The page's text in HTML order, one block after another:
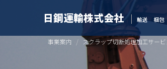
日鋼運輸株式会社 輸送 梱包
事業案内 スクラップ切断処理加工サー